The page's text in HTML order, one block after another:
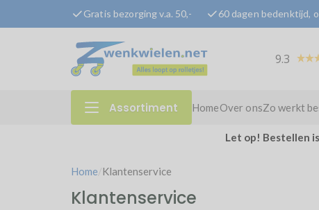
Gratis bezorging v.a. 50,- 60 dagen bedenktijd,
9.3
Assortiment HomeOver onsZo werkt
Let op! Bestellen
Home Klantenservice
Klantenservice